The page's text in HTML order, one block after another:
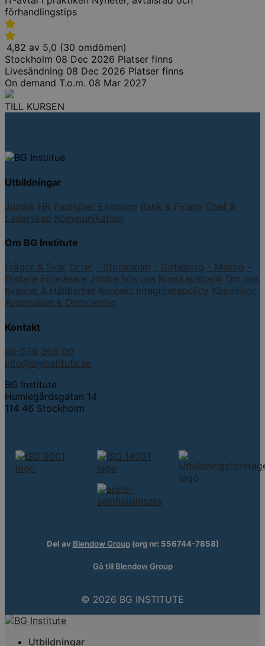
förhandlingstips
4,82 av 5,0 (30 omdömen)
Stockholm 08 Dec 2026 Platser finns
Livesändning 08 Dec 2026 Platser finns
On demand T.o.m. 08 Mar 2027
TILL KURSEN
Utbildningar
Juridik HR Fastighet Ekonomi Bank & Finans Chef &
Ledarskap Kommunikation
Om BG Institute
Frågor & Svar Orter - Stockholm - Göteborg - Malmö -
Distans Föreläsare Jobba hos oss Kunskapsbank Om oss
Kvalitet & Hållbarhet Kontakt Integritetspolicy Köpvillkor
Avanmälan & Ombokning
Kontakt
08-579 366 00
info@bginstitute.se
BG Institute
Humlegårdsgatan 14
114 46 Stockholm
Del av Blendow Group(org nr: 556744-7858)
Gå till Blendow Group
© 2026 BG INSTITUTE
Utbildningar